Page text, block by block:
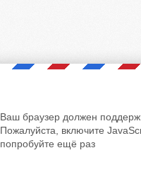
Ваш браузер должен
Пожалуйста, включите
попробуйте ещё раз